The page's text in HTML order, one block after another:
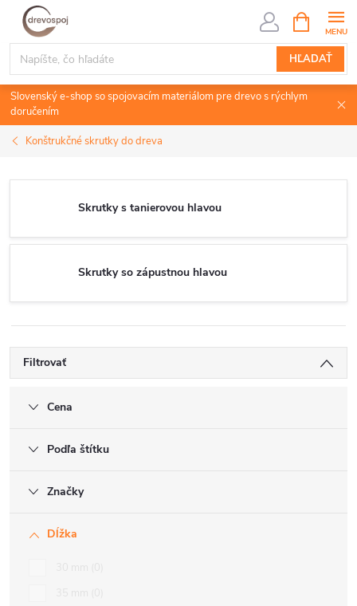
Prejsť
obsah
HĽADAŤ
KOŠÍK
Slovenský e-shop so spojovacím materiálom pre drevo s rýchlym
doručením
Konštrukčné skrutky do dreva
Skrutky s tanierovou hlavou
Skrutky so zápustnou hlavou
Filtrovať
Cena
Podľa štítku
Značky
Dĺžka